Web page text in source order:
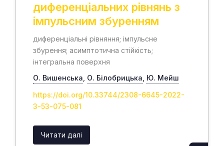
диференціальних рівнянь з
імпульсним збуренням
диференціальні рівняння; імпульсне
збурення; асимптотична стійкість;
інтегральна поверхня
О. Вишенська О. Білобрицька Ю. Мейш
https://doi.org/10.33744/2308-6645-2022-
3-53-075-081
Читати далі